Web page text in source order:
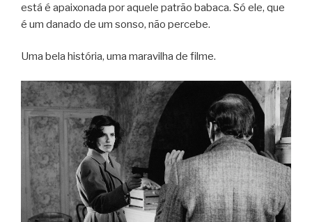
está é apaixonada por aquele patrão babaca. Só ele, que
é um danado de um sonso, não percebe.
Uma bela história, uma maravilha de filme.